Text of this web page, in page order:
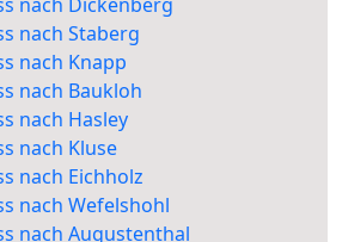
nach Staberg
nach Knapp
nach Baukloh
nach Hasley
nach Kluse
nach Eichholz
nach Wefelshohl
nach Augustenthal